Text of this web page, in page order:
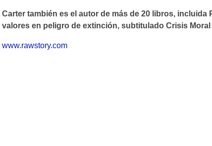
Carter también es el autor de más de 20 libros,
valores en peligro de extinción, subtitulado Crisis
www.rawstory.com